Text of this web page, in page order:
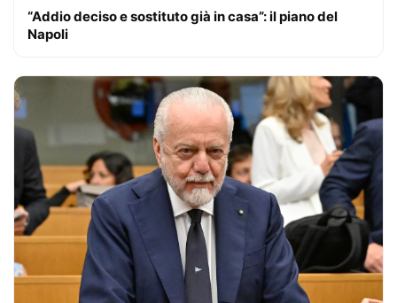
“Addio deciso e sostituto già in casa”: il piano del
Napoli